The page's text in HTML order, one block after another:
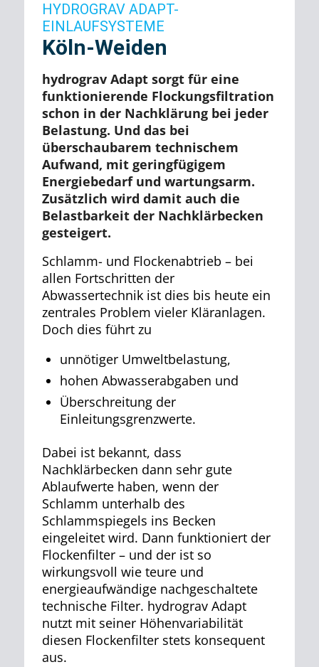
HYDROGRAV ADAPT-
EINLAUFSYSTEME
Köln-Weiden
hydrograv Adapt sorgt für eine
funktionierende Flockungsfiltration
schon in der Nachklärung bei jeder
Belastung. Und das bei
überschaubarem technischem
Aufwand, mit geringfügigem
Energiebedarf und wartungsarm.
Zusätzlich wird damit auch die
Belastbarkeit der Nachklärbecken
gesteigert.
Schlamm- und Flockenabtrieb – bei
allen Fortschritten der
Abwassertechnik ist dies bis heute ein
zentrales Problem vieler Kläranlagen.
Doch dies führt zu
unnötiger Umweltbelastung,
hohen Abwasserabgaben und
Überschreitung der
Einleitungsgrenzwerte.
Dabei ist bekannt, dass
Nachklärbecken dann sehr gute
Ablaufwerte haben, wenn der
Schlamm unterhalb des
Schlammspiegels ins Becken
eingeleitet wird. Dann funktioniert der
Flockenfilter – und der ist so
wirkungsvoll wie teure und
energieaufwändige nachgeschaltete
technische Filter. hydrograv Adapt
nutzt mit seiner Höhenvariabilität
diesen Flockenfilter stets konsequent
aus.